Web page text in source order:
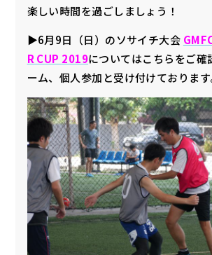
楽しい時間を過ごしましょう！
▶︎6月9日（日）のソサイチ大会
R CUP 2019についてはこちらをご確
ーム、個人参加と受け付けております